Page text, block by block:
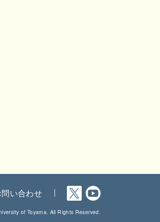
問い合わせ
of Toyama. All Rights Reserved.